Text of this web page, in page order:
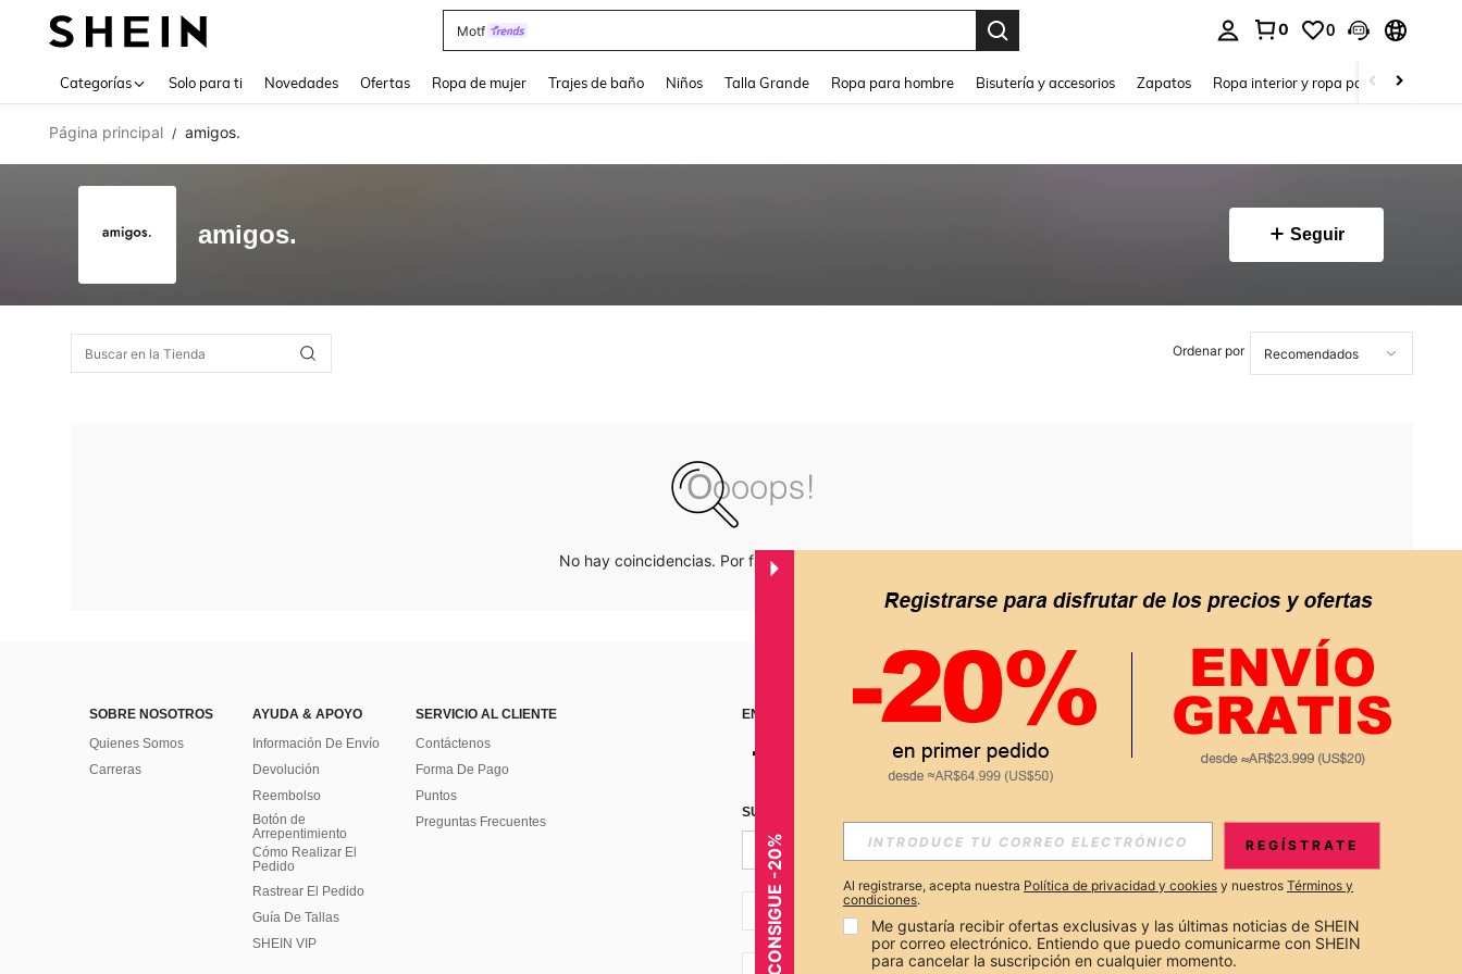
Motf
0 0
Categorías Solo para ti Novedades Ofertas Ropa de mujer Trajes de baño Niños Talla Grande Ropa para hombre Bisutería y accesorios Zapatos Ropa interior y ropa para dormir
Página principal / amigos.
amigos. Seguir
Ordenar por
No hay coincidencias. Por favor inténtalo de nuevo.
SOBRE NOSOTROS
Quienes Somos
Carreras
AYUDA & APOYO
Información De Envío
Devolución
Reembolso
Botón de
Arrepentimiento
Cómo Realizar El
Pedido
Rastrear El Pedido
Guía De Tallas
SHEIN VIP
SERVICIO AL CLIENTE
Contáctenos
Forma De Pago
Puntos
Preguntas Frecuentes
ENCUÉNTRANOS EN APP
SUSCRÍBETE PARA RECIBIR OFERTAS EXCLUSIVAS, PROMOCIONES Y NOTICIAS DE SHEIN
Suscribir
AR + 54
CONSIGUE -20% REGÍSTRATE
Al registrarse, acepta nuestra Política de privacidad y cookies y nuestros Términos y
condiciones.
Me gustaría recibir ofertas exclusivas y las últimas noticias de SHEIN
por correo electrónico. Entiendo que puedo comunicarme con SHEIN
para cancelar la suscripción en cualquier momento.